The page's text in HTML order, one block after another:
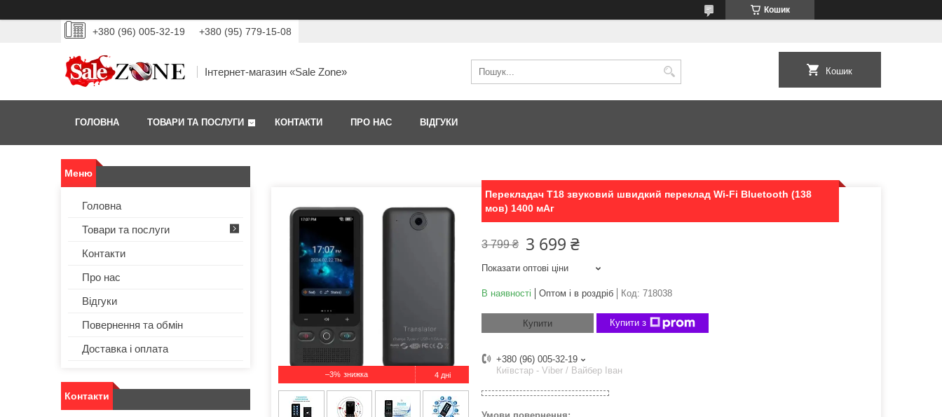
Кошик
+380 (96) 005-32-19 +380 (95) 779-15-08
Інтернет-магазин «Sale Zone» Кошик
ГОЛОВНА ТОВАРИ ТА ПОСЛУГИ КОНТАКТИ ПРО НАС ВІДГУКИ
–3% 4 дні
Перекладач T18 звуковий швидкий переклад Wi-Fi Bluetooth (138
мов) 1400 мАг
3 799 ₴ 3 699 ₴
Показати оптові ціни
В наявності Оптом і в роздріб Код: 718038
Купити Купити з
+380 (96) 005-32-19
Київстар - Viber / Вайбер Іван
Головна
Товари та послуги
Контакти
Про нас
Відгуки
Повернення та обмін
Доставка і оплата
Контакти